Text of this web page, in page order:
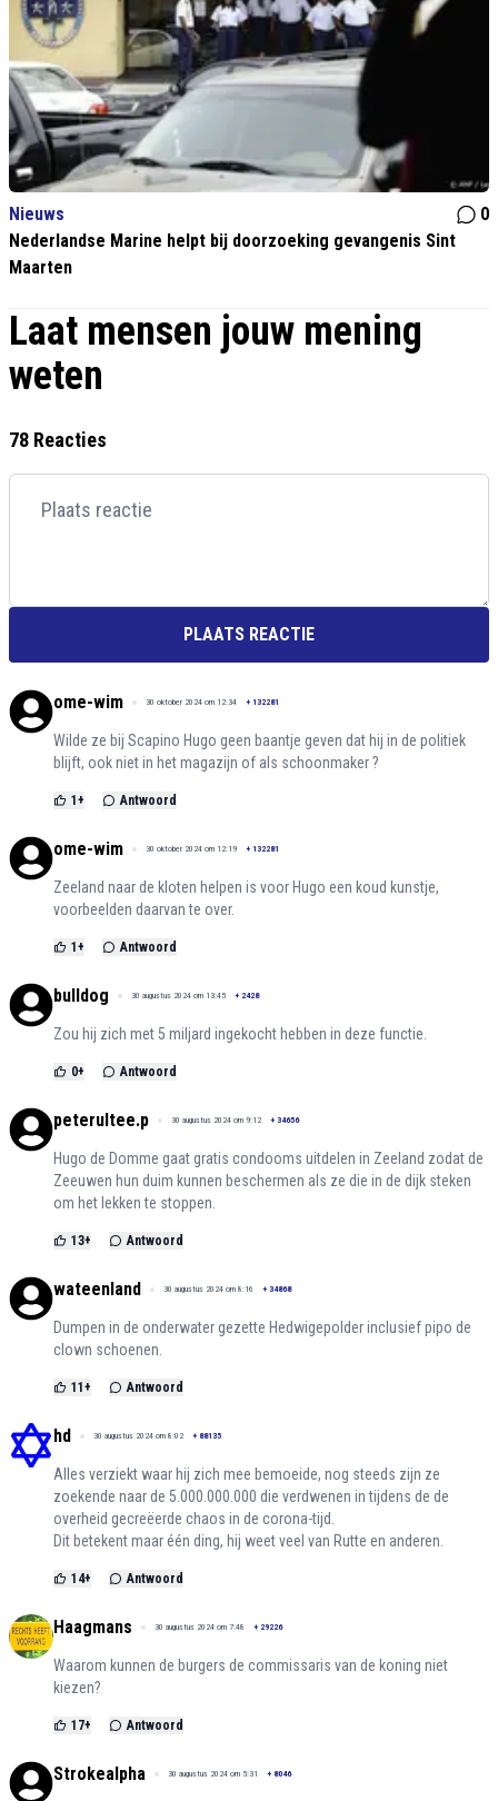
Nieuws
0
Nederlandse Marine helpt bij doorzoeking gevangenis Sint
Maarten
Laat mensen jouw mening
weten
78 Reacties
PLAATS REACTIE
ome-wim 30 oktober 2024 om 12:34 + 132281
Wilde ze bij Scapino Hugo geen baantje geven dat hij in de politiek
blijft, ook niet in het magazijn of als schoonmaker ?
1 + Antwoord
ome-wim 30 oktober 2024 om 12:19 + 132281
Zeeland naar de kloten helpen is voor Hugo een koud kunstje,
voorbeelden daarvan te over.
1 + Antwoord
bulldog 30 augustus 2024 om 13:45 + 2428
Zou hij zich met 5 miljard ingekocht hebben in deze functie.
0+ Antwoord
peterultee.p 30 augustus 2024 om 9:12 + 34656
Hugo de Domme gaat gratis condooms uitdelen in Zeeland zodat de
Zeeuwen hun duim kunnen beschermen als ze die in de dijk steken
om het lekken te stoppen.
13+ Antwoord
wateenland 30 augustus 2024 om 8:16 + 34868
Dumpen in de onderwater gezette Hedwigepolder inclusief pipo de
clown schoenen.
11 + Antwoord
hd 30 augustus 2024 om 8:02 + 88135
Alles verziekt waar hij zich mee bemoeide, nog steeds zijn ze
zoekende naar de 5.000.000.000 die verdwenen in tijdens de de
overheid gecreëerde chaos in de corona-tijd.
Dit betekent maar één ding, hij weet veel van Rutte en anderen.
14+ Antwoord
Haagmans 30 augustus 2024 om 7:48 + 29226
Waarom kunnen de burgers de commissaris van de koning niet
kiezen?
17+ Antwoord
Strokealpha 30 augustus 2024 om 5:31 + 8046